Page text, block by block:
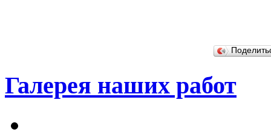
Галерея наших работ